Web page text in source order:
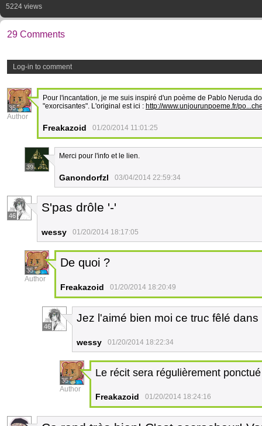
5224 views
29 Comments
Log-in to comment
35
Author
Pour l'incantation, je me suis inspiré d'un poème de Pablo Neruda
"exorcisantes". L'original est ici : http://www.unjourunpoeme.fr/
Freakazoid 01/20/2014 11:01:25
39
Merci pour l'info et le lien.
Ganondorfzl 03/04/2014 22:59:34
46
S'pas drôle '-'
wessy 01/20/2014 18:17:05
35
Author
De quoi ?
Freakazoid 01/20/2014 18:20:49
46
Jez l'aimé bien moi ce truc fêlé
wessy 01/20/2014 18:22:34
35
Author
Le récit sera régulièrement
Freakazoid 01/20/2014 18:24:16